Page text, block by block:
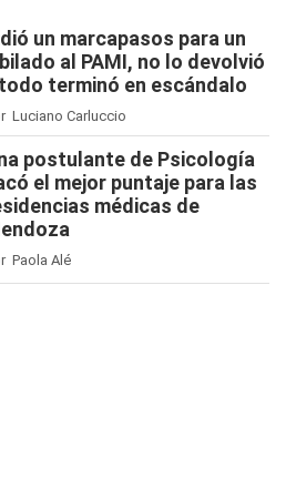
un marcapasos para un
al PAMI, no lo devolvió
terminó en escándalo
Luciano Carluccio
postulante de Psicología
el mejor puntaje para las
médicas de
Paola Alé